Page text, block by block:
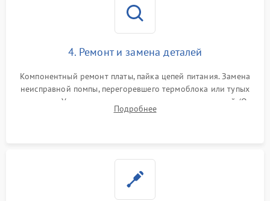
4. Ремонт и замена деталей
Компонентный ремонт платы, пайка цепей питания. Замена
неисправной помпы, перегоревшего термоблока или тупых
жерновов. Установка новых силиконовых уплотнителей (O-
ring) и тефлоновых трубок для надежного устранения
Подробнее